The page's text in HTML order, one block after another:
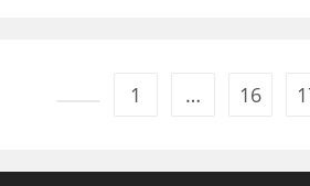
1 … 16